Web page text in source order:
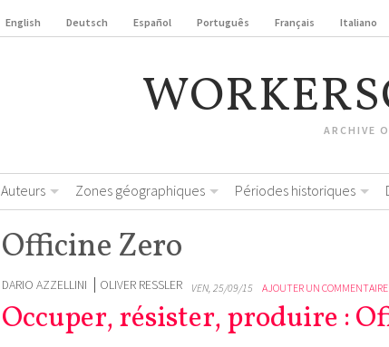
English Deutsch Español Português Français Italiano
ARCHIVE
Auteurs Zones géographiques Périodes historiques
Officine Zero
DARIO AZZELLINI OLIVER RESSLER VEN, 25/09/15 AJOUTER UN COMMENTAIRE
Occuper, résister, produire :